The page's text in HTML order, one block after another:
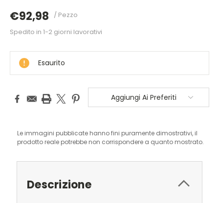
€92,98 / Pezzo
DISPONIBILE
Spedito in 1-2 giorni lavorativi
Esaurito
Aggiungi Ai Preferiti
Le immagini pubblicate hanno fini puramente dimostrativi, il
prodotto reale potrebbe non corrispondere a quanto mostrato.
Descrizione